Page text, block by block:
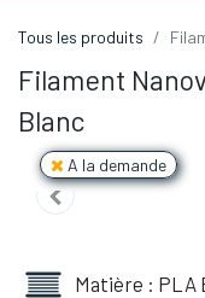
Tous les produits
Filament
Blanc
A la demande
Matière : PLA